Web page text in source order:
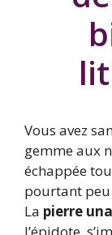
Vous avez
gemme aux
échappée
pourtant peu
La pierre
l’épidote,